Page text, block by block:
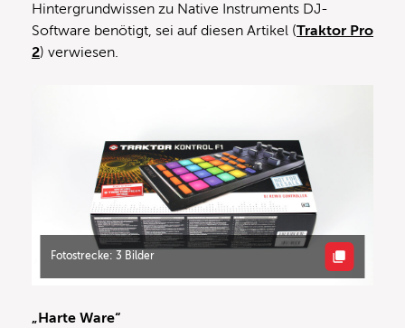
Hintergrundwissen zu Native Instruments DJ-
Software benötigt, sei auf diesen Artikel (Traktor Pro
2) verwiesen.
Fotostrecke: 3 Bilder
„Harte Ware“